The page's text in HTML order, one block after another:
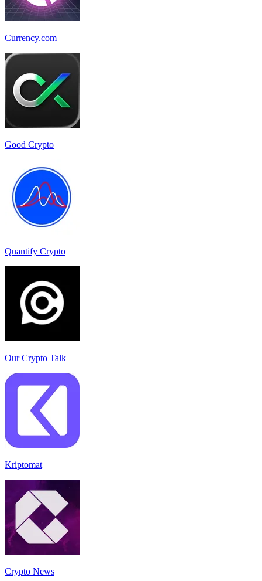
Currency.com
Good Crypto
Quantify Crypto
Our Crypto Talk
Kriptomat
Crypto News